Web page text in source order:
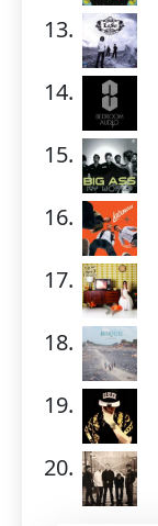
13.
14.
15.
16.
17.
18.
19.
20.